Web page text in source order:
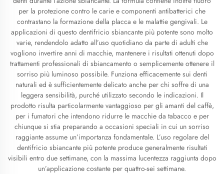
per la protezione contro le carie e componenti antibatterici che
contrastano la formazione della placca e le malattie gengivali. Le
applicazioni di questo dentifricio sbiancante più potente sono molto
varie, rendendolo adatto all’uso quotidiano da parte di adulti che
vogliono invertire anni di macchie, mantenere i risultati ottenuti dopo
trattamenti professionali di sbiancamento o semplicemente ottenere il
sorriso più luminoso possibile. Funziona efficacemente sui denti
naturali ed è sufficientemente delicato anche per chi soffre di una
leggera sensibilità, purché utilizzato secondo le indicazioni. Il
prodotto risulta particolarmente vantaggioso per gli amanti del caffè,
per i fumatori che intendono ridurre le macchie da tabacco e per
chiunque si stia preparando a occasioni speciali in cui un sorriso
raggiante assume un’importanza fondamentale. L’uso regolare del
dentifricio sbiancante più potente produce generalmente risultati
visibili entro due settimane, con la massima lucentezza raggiunta dopo
un’applicazione costante per quattro-sei settimane.